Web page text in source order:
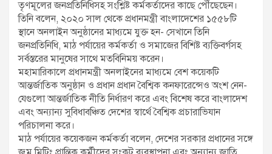
তৃণমূলের জনপ্রতিনিধিসহ সংশ্লিষ্ট কর্মকর্তাদের কাছে পৌঁছেছেন।
তিনি বলেন, ২০২০ সাল থেকে প্রধানমন্ত্রী বাংলাদেশের ১৫৫৮টি
স্থানে অনলাইন অনুষ্ঠানের মাধ্যমে যুক্ত হন- সেখানে তিনি
জনপ্রতিনিধি, মাঠ পর্যায়ের কর্মকর্তা ও সমাজের বিশিষ্ট ব্যক্তিবর্গসহ
সর্বস্তরের মানুষের সাথে মতবিনিময় করেন।
মহামারিকালে প্রধানমন্ত্রী অনলাইনের মাধ্যমে বেশ কয়েকটি
আন্তর্জাতিক অনুষ্ঠান ও প্রধান প্রধান বৈশ্বিক কনফারেন্সেও অংশ নেন-
যেগুলো আন্তর্জাতিক নীতি নির্ধারণ করে এবং বিশেষ করে বাংলাদেশ
এবং অন্যান্য সুবিধাবঞ্চিত দেশের স্বার্থে বৈশ্বিক প্রচারাভিযান
পরিচালনা করে।
মাঠ পর্যায়ের কয়েকজন কর্মকর্তা বলেন, দেশের সরকার প্রধানের সঙ্গে